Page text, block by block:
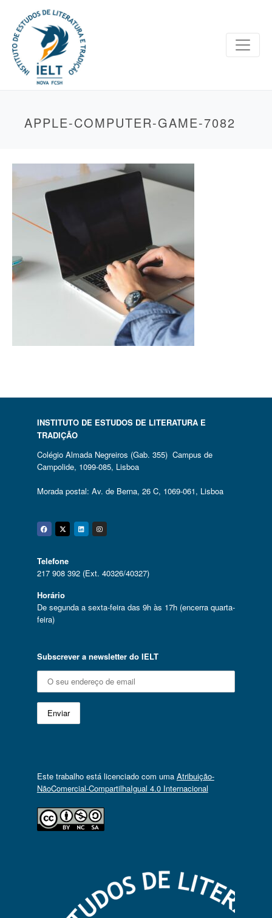
APPLE-COMPUTER-GAME-7082
INSTITUTO DE ESTUDOS DE LITERATURA E
TRADIÇÃO
Colégio Almada Negreiros (Gab. 355) Campus de
Campolide, 1099-085, Lisboa
Morada postal: Av. de Berna, 26 C, 1069-061, Lisboa
Facebook
Twitter
Linkedin
Instagram
Telefone
217 908 392 (Ext. 40326/40327)
Horário
De segunda a sexta-feira das 9h às 17h (encerra quarta-
feira)
Subscrever a newsletter do IELT
Este trabalho está licenciado com uma Atribuição-
NãoComercial-CompartilhaIgual 4.0 Internacional